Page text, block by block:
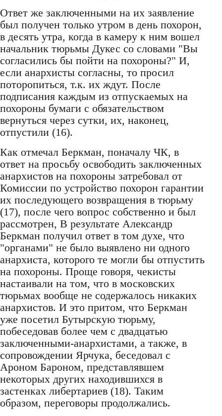
Ответ же заключенными на их заявление
был получен только утром в день похорон,
в десять утра, когда в камеру к ним вошел
начальник тюрьмы Дукес со словами "Вы
согласились бы пойти на похороны?" И,
если анархисты согласны, то просил
поторопиться, т.к. их ждут. После
подписания каждым из отпускаемых на
похороны бумаги с обязательством
вернуться через сутки, их, наконец,
отпустили (16).
Как отмечал Беркман, поначалу ЧК, в
ответ на просьбу освободить заключенных
анархистов на похороны затребовал от
Комиссии по устройство похорон гарантии
их последующего возвращения в тюрьму
(17), после чего вопрос собственно и был
рассмотрен, В результате Александр
Беркман получил ответ в том духе, что
"органами" не было выявлено ни одного
анархиста, которого те могли бы отпустить
на похороны. Проще говоря, чекисты
настаивали на том, что в московских
тюрьмах вообще не содержалось никаких
анархистов. И это притом, что Беркман
уже посетил Бутырскую тюрьму,
побеседовав более чем с двадцатью
заключенными-анархистами, а также, в
сопровождении Ярчука, беседовал с
Ароном Бароном, представлявшем
некоторых других находившихся в
застенках либертариев (18). Таким
образом, переговоры продолжались.